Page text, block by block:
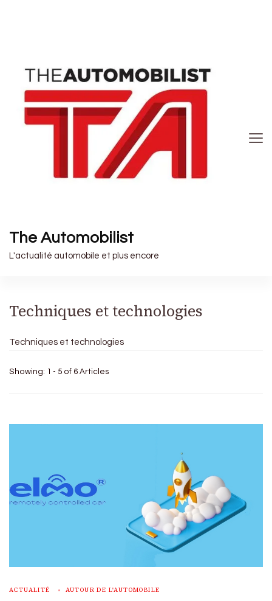
The Automobilist
L'actualité automobile et plus encore
Techniques et technologies
Techniques et technologies
Showing: 1 - 5 of 6 Articles
ACTUALITÉ AUTOUR DE L'AUTOMOBILE